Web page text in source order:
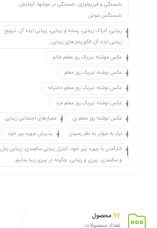
دلبستگی و فیزیولوژی، دلبستگی در موشها، آزمایش
دلبستگس موش
زیبایی، ادراک زیبایی، رسانه و زیبایی، زیبایی ایده آل، ترویج
زیبایی ایده آل، الگوریتم های زیبایی
عکس موشته تبریک روز معلم خانم
عکس نوشته تبریک روز معلم
عکس نوشته تبریک روز معلم دخترانه
عکس نوشته تبریک روز معلم مرد
عکس نوشته روز معلم زن
معیارهای اجتماعی زیبایی
نیاز به جوان به نظر رسیدن
پذیرش چهره پیر خود
کنارآمدن با چهره پیر خود، کنترل زیبایی سالمندی، زیبایی زنان
و سالمندی، پیری و زیبایی، چگونه در پیری زیبا بمانیم
97محصول